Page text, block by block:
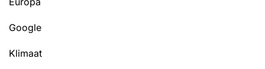
Google
Klimaat